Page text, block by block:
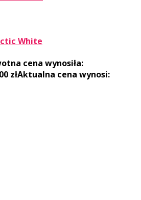
White
cena wynosiła:
złAktualna cena wynosi: